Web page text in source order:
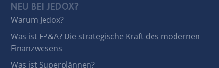
NEU BEI JEDOX?
Warum Jedox?
Was ist FP&A? Die strategische Kraft des modernen
Finanzwesens
Was ist Superplännen?